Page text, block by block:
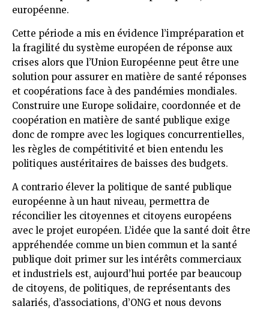
européenne.
Cette période a mis en évidence l’impréparation et
la fragilité du système européen de réponse aux
crises alors que l’Union Européenne peut être une
solution pour assurer en matière de santé réponses
et coopérations face à des pandémies mondiales.
Construire une Europe solidaire, coordonnée et de
coopération en matière de santé publique exige
donc de rompre avec les logiques concurrentielles,
les règles de compétitivité et bien entendu les
politiques austéritaires de baisses des budgets.
A contrario élever la politique de santé publique
européenne à un haut niveau, permettra de
réconcilier les citoyennes et citoyens européens
avec le projet européen. L’idée que la santé doit être
appréhendée comme un bien commun et la santé
publique doit primer sur les intérêts commerciaux
et industriels est, aujourd’hui portée par beaucoup
de citoyens, de politiques, de représentants des
salariés, d’associations, d’ONG et nous devons